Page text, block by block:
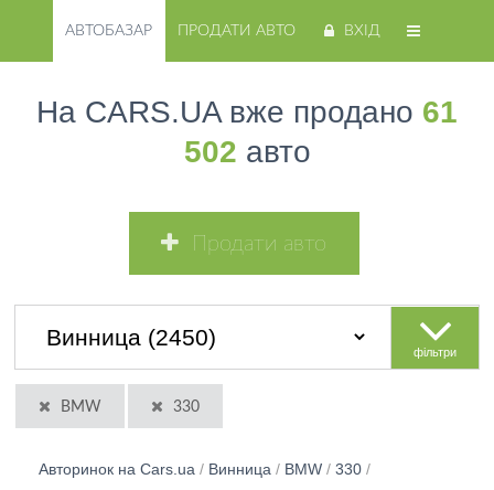
АВТОБАЗАР ПРОДАТИ АВТО ВХІД
На CARS.UA вже продано 61
502 авто
Продати авто
фільтри
BMW 330
Авторинок на Cars.ua / Винница / BMW / 330 /